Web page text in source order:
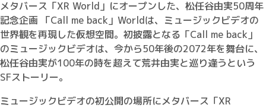
メタバース「XR World」にオープンした、松任谷由実50周年
記念企画 「Call me back」Worldは、ミュージックビデオの
世界観を再現した仮想空間。初披露となる「Call me back」
のミュージックビデオは、今から50年後の2072年を舞台に、
松任谷由実が100年の時を超えて荒井由実と巡り逢うという
SFストーリー。
ミュージックビデオの初公開の場所にメタバース「XR